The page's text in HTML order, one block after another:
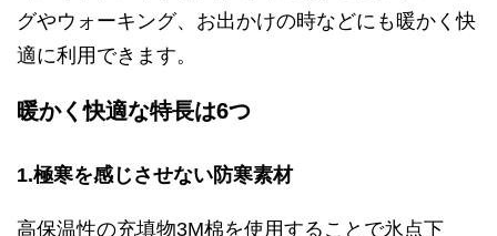
グやウォーキング、お出かけの時などにも暖かく快
適に利用できます。
暖かく快適な特長は6つ
1.極寒を感じさせない防寒素材
高保温性の充填物3M棉を使用することで氷点下